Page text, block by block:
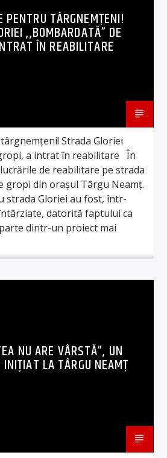
PENTRU TÂRGNEMȚENI!
,,BOMBARDATĂ” DE
ÎN REABILITARE
Strada Gloriei
a intrat în reabilitare În
de reabilitare pe strada
gropi din orașul Târgu Neamț.
strada Gloriei au fost, într-
datorită faptului ca
dintr-un proiect mai
NU ARE VÂRSTĂ”, UN
INIȚIAT LA TÂRGU NEAMȚ